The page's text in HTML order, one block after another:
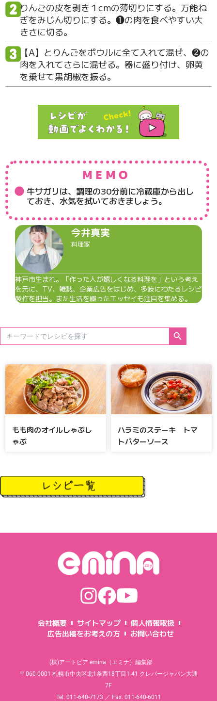
りんごの皮を剥き１cmの薄切りにする。万能ね
ぎをみじん切りにする。❶の肉を食べやすい大
きさに切る。
【A】とりんごをボウルに全て入れて混ぜ、❷の
肉を入れてさらに混ぜる。器に盛り付け、卵黄
を乗せて黒胡椒を振る。
MEMO
牛サガリは、調理の30分前に冷蔵庫から出し
ておき、水気を拭いておきましょう。
今井真実
料理家
神戸市生まれ。「作った人が嬉しくなる料理を」という考え
を元に、TV、雑誌、企業広告をはじめ、多岐にわたるレシピ
製作を担当。また生活を綴ったエッセイも注目を集める。
Search
for:
Search Button
もも肉のオイルしゃぶし
ゃぶ
ハラミのステーキ トマ
トバターソース
会社概要 サイトマップ
個人情報取扱
広告出稿をお考えの方
お問い合わせ
(株)アートピア emina（エミナ）編集部
〒060-0001 札幌市中央区北1条西18丁目1-41 クレバージャパン大通
7F
Tel. 011-640-7173 ／ Fax. 011-640-6011